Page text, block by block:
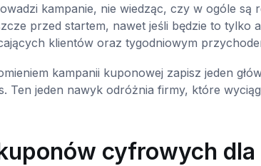
kampanie, nie wiedząc, czy w ogóle są
przed startem, nawet jeśli będzie to tylko
klientów oraz tygodniowym
kampanii kuponowej zapisz jeden
Ten jeden nawyk odróżnia firmy, które
cyfrowych dla